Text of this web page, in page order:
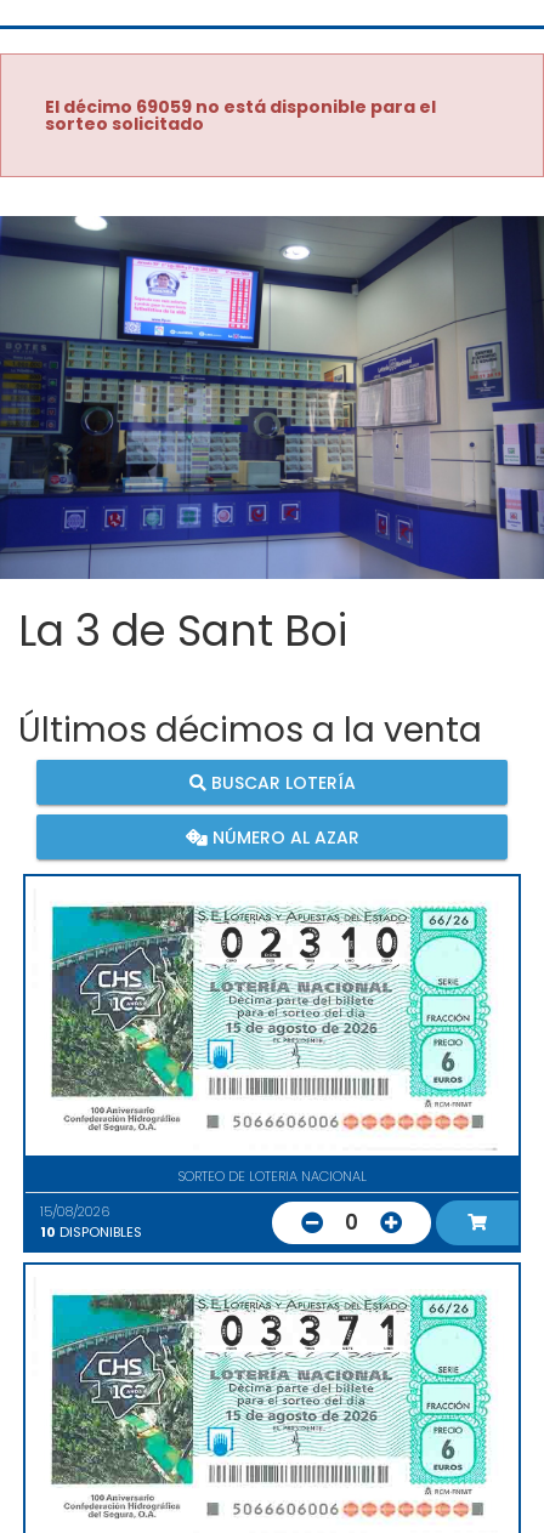
El décimo 69059 no está disponible para el
sorteo solicitado
La 3 de Sant Boi
Últimos décimos a la venta
BUSCAR LOTERÍA
NÚMERO AL AZAR
SORTEO DE LOTERIA NACIONAL
15/08/2026
10 DISPONIBLES 0